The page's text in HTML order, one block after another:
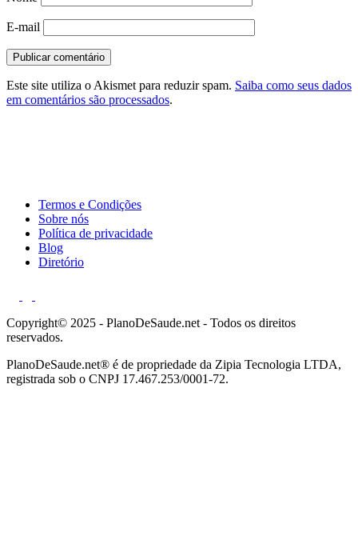
E-mail
Este site utiliza o Akismet para reduzir spam. Saiba como seus dados
em comentários são processados.
Termos e Condições
Sobre nós
Política de privacidade
Blog
Diretório
Copyright© 2025 - PlanoDeSaude.net - Todos os direitos
reservados.
PlanoDeSaude.net® é de propriedade da Zipia Tecnologia LTDA,
registrada sob o CNPJ 17.467.253/0001-72.